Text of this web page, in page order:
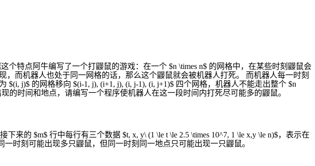
特点阿牛编写了一个打鼹鼠的游戏：在一个 $n \times n$ 的网格中，在某些时刻鼹鼠会
而机器人也处于同一网格的话，那么这个鼹鼠就会被机器人打死。 而机器人每一时刻
j)$ 的网格移向 $(i-1, j), (i+1, j), (i, j-1), (i, j+1)$ 四个网格，机器人不能走出整个 $n
的时间和地点，请编写一个程序使机器人在这一段时间内打死尽可能多的鼹鼠。
来的 $m$ 行中每行有三个数据 $t, x, y\ (1 \le t \le 2.5 \times 10^7, 1 \le x,y \le n)$，表示在
时刻可能出现多只鼹鼠，但同一时刻同一地点只可能出现一只鼹鼠。